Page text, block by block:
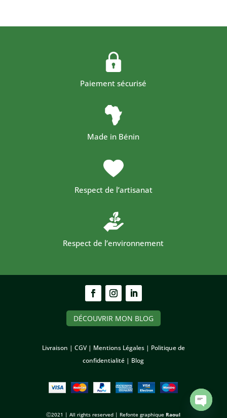
Paiement sécurisé
Made in Bénin
Respect de l’artisanat
Respect de l’environnement
DÉCOUVRIR MON BLOG
Livraison | CGV | Mentions Légales | Politique de
confidentialité | Blog
Ⓒ2021 | All rights reserved | Refonte graphiqueRaoul